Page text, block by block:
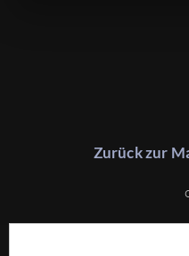
Zurück zur